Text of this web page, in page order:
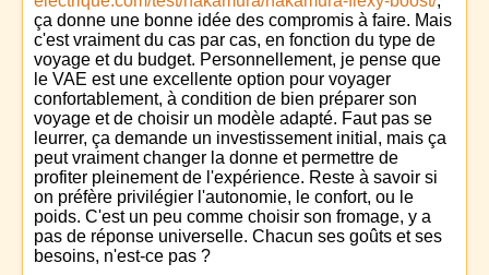
ça donne une bonne idée des compromis à faire. Mais
c'est vraiment du cas par cas, en fonction du type de
voyage et du budget. Personnellement, je pense que
le VAE est une excellente option pour voyager
confortablement, à condition de bien préparer son
voyage et de choisir un modèle adapté. Faut pas se
leurrer, ça demande un investissement initial, mais ça
peut vraiment changer la donne et permettre de
profiter pleinement de l'expérience. Reste à savoir si
on préfère privilégier l'autonomie, le confort, ou le
poids. C'est un peu comme choisir son fromage, y a
pas de réponse universelle. Chacun ses goûts et ses
besoins, n'est-ce pas ?